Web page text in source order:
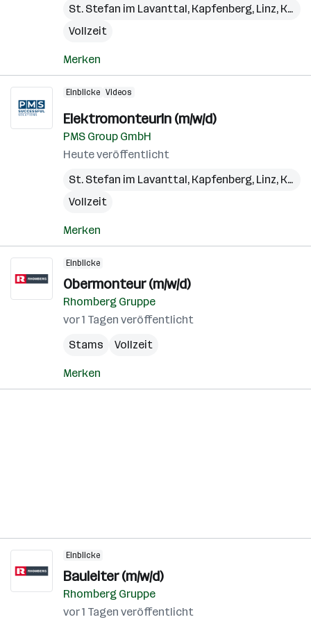
St. Stefan im Lavanttal, Kapfenberg, Linz, Kundl
Vollzeit
Merken
Einblicke Videos
ElektromonteurIn (m/w/d)
PMS Group GmbH
Heute veröffentlicht
St. Stefan im Lavanttal, Kapfenberg, Linz, Kundl
Vollzeit
Merken
Einblicke
Obermonteur (m/w/d)
Rhomberg Gruppe
vor 1 Tagen veröffentlicht
Stams
Vollzeit
Merken
Einblicke
Bauleiter (m/w/d)
Rhomberg Gruppe
vor 1 Tagen veröffentlicht